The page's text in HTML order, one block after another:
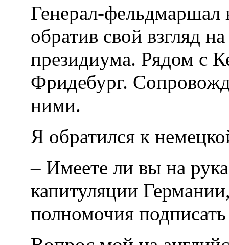
Генерал-фельдмаршал
обратив свой взгляд
президиума. Рядом с
Фридебург.
ними.
Я обратился к
– Имеете ли вы на
капитуляции
полномочия подписать